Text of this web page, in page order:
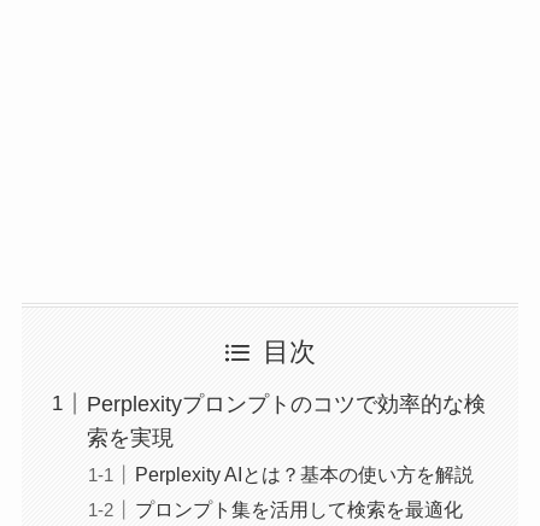
目次
Perplexityプロンプトのコツで効率的な検
索を実現
Perplexity AIとは？基本の使い方を解説
プロンプト集を活用して検索を最適化